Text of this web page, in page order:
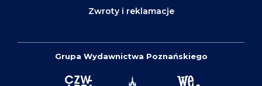
Zwroty i reklamacje
Grupa Wydawnictwa Poznańskiego